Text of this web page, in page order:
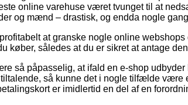
online varehuse været tvunget til at
og mænd – drastisk, og endda nogle
at granske nogle online
køber, således at du er sikret at antage
så påpasselig, at ifald en e-shop udbyder
så kunne det i nogle tilfælde være
er imidlertid en del af en